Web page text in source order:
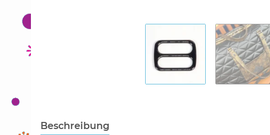
Beschreibung